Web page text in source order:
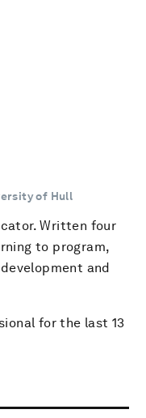
of Hull
Written four
to program,
and
for the last 13